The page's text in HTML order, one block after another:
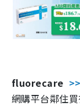
fluorecare
網購平台鄰住